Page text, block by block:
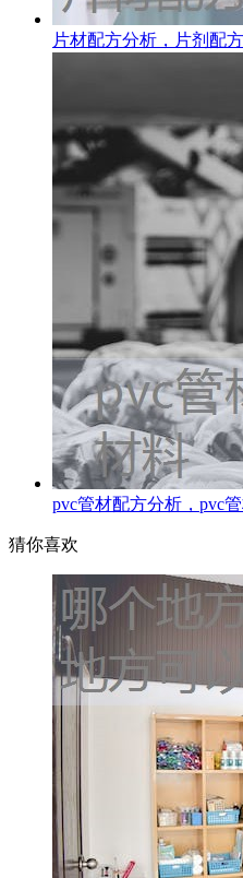
片材配方分析，片剂配
pvc管材配方分析，pvc
猜你喜欢